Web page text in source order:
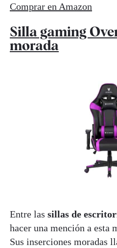
Comprar en Amazon
Silla gaming
morada
Entre las sillas de
hacer una mención a esta
Sus inserciones moradas